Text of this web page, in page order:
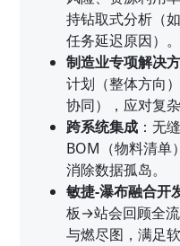
持钻取式分析（
任务延迟原因）。
制造业专项解决
计划（整体方向
协同），应对复杂
跨系统集成 ：无
BOM（物料清单
消除数据孤岛。
敏捷-瀑布融合开
板→站会回顾全
与燃尽图，满足